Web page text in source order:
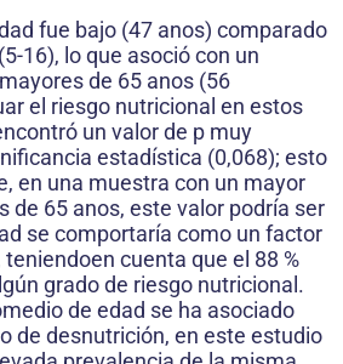
fue bajo (47 anos) comparado
16), lo que asoció con un
de 65 anos (56
el riesgo nutricional en estos
un valor de p muy
estadística (0,068); esto
en una muestra con un mayor
de 65 anos, este valor podría ser
se comportaría como un factor
cuenta que el 88 %
grado de riesgo nutricional.
de edad se ha asociado
de desnutrición, en este estudio